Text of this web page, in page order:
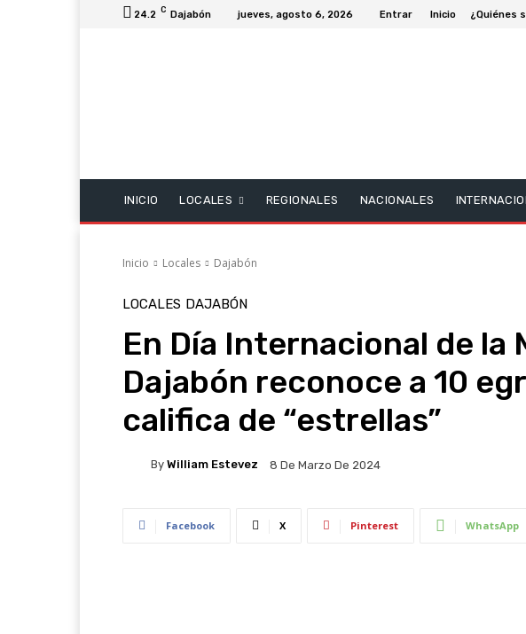
24.2 C Dajabón jueves, agosto 6, 2026 Entrar Inicio ¿Quiénes
INICIO LOCALES REGIONALES NACIONALES
Inicio Locales Dajabón
LOCALES DAJABÓN
En Día Internacional de la
Dajabón reconoce a 10
califica de “estrellas”
By William Estevez 8 De Marzo De 2024
Facebook X Pinterest WhatsApp